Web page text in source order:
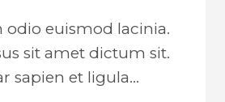
odio euismod lacinia.
sit amet dictum sit.
sapien et ligula…